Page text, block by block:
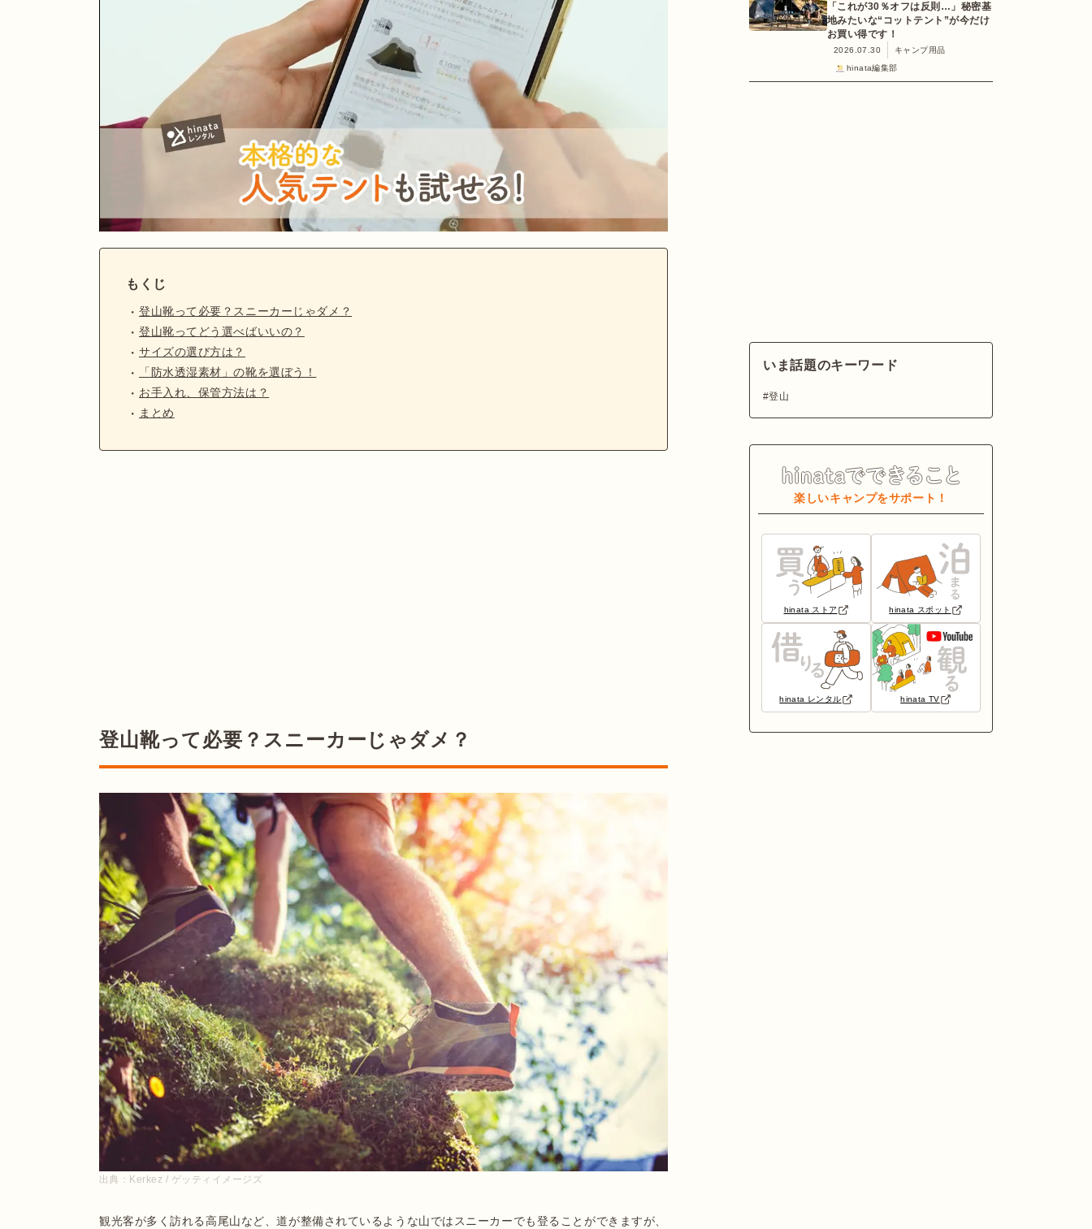
もくじ
登山靴って必要？スニーカーじゃダメ？
登山靴ってどう選べばいいの？
サイズの選び方は？
「防水透湿素材」の靴を選ぼう！
お手入れ、保管方法は？
まとめ
登山靴って必要？スニーカーじゃダメ？
出典： Kerkez / ゲッティイメージズ
観光客が多く訪れる高尾山など、道が整備されているような山ではスニーカーでも登ることができますが、
「これが30％オフは反則…」秘密基
地みたいな“コットテント”が今だけ
お買い得です！
2026.07.30
キャンプ用品
hinata編集部
いま話題のキーワード
登山
楽しいキャンプをサポート！
hinata ストア hinata スポット
hinata レンタル hinata TV